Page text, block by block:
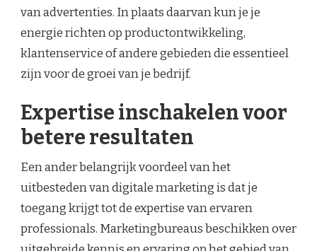
van advertenties. In plaats daarvan kun je je
energie richten op productontwikkeling,
klantenservice of andere gebieden die essentieel
zijn voor de groei van je bedrijf.
Expertise inschakelen voor
betere resultaten
Een ander belangrijk voordeel van het
uitbesteden van digitale marketing is dat je
toegang krijgt tot de expertise van ervaren
professionals. Marketingbureaus beschikken over